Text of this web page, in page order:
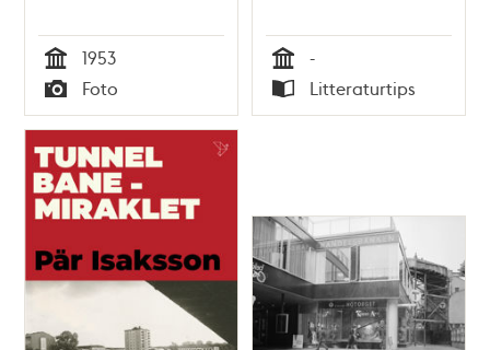
Tid
1953
Typ
Foto Tid
-
Typ
Litteraturtips